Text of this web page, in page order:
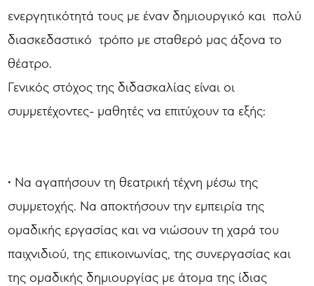
ενεργητικότητά τους με έναν δημιουργικό και πολύ
διασκεδαστικό τρόπο με σταθερό μας άξονα το
θέατρο.
Γενικός στόχος της διδασκαλίας είναι οι
συμμετέχοντες- μαθητές να επιτύχουν τα εξής:
• Να αγαπήσουν τη θεατρική τέχνη μέσω της
συμμετοχής. Να αποκτήσουν την εμπειρία της
ομαδικής εργασίας και να νιώσουν τη χαρά του
παιχνιδιού, της επικοινωνίας, της συνεργασίας και
της ομαδικής δημιουργίας με άτομα της ίδιας